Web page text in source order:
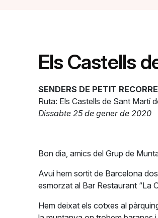
Els Castells
SENDERS DE PETIT
Ruta: Els Castells de Sant Martí
Dissabte 25 de gener de 2020
Bon dia, amics del Grup de
Avui hem sortit de Barcelona
esmorzat al Bar Restaurant “La
Hem deixat els cotxes al